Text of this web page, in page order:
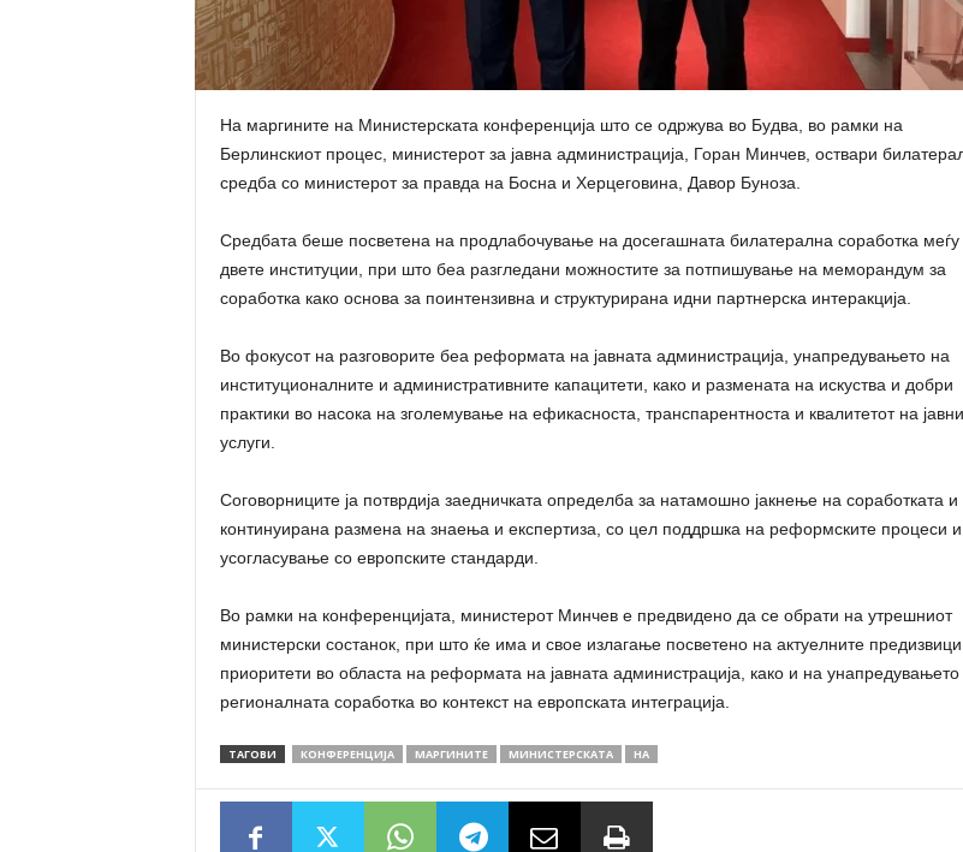
На маргините на Министерската конференција што се одржува во Будва, во рамки на
Берлинскиот процес, министерот за јавна администрација, Горан Минчев, оствари
средба со министерот за правда на Босна и Херцеговина, Давор Буноза.
Средбата беше посветена на продлабочување на досегашната билатерална соработка меѓу
двете институции, при што беа разгледани можностите за потпишување на меморандум за
соработка како основа за поинтензивна и структурирана идни партнерска интеракција.
Во фокусот на разговорите беа реформата на јавната администрација, унапредувањето на
институционалните и административните капацитети, како и размената на искуства и добри
практики во насока на зголемување на ефикасноста, транспарентноста и квалитетот на
услуги.
Соговорниците ја потврдија заедничката определба за натамошно јакнење на соработката и
континуирана размена на знаења и експертиза, со цел поддршка на реформските процеси и
усогласување со европските стандарди.
Во рамки на конференцијата, министерот Минчев е предвидено да се обрати на утрешниот
министерски состанок, при што ќе има и свое излагање посветено на актуелните
приоритети во областа на реформата на јавната администрација, како и на унапредувањето
регионалната соработка во контекст на европската интеграција.
ТАГОВИ КОНФЕРЕНЦИЈА МАРГИНИТЕ МИНИСТЕРСКАТА НА